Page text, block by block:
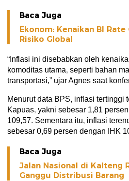
Baca Juga
Ekonom: Kenaikan BI
Risiko Global
“Inflasi ini disebabkan oleh
komoditas utama, seperti bahan
transportasi,” ujar Agnes saat
Menurut data BPS, inflasi tertinggi
Kapuas, yakni sebesar 1,81
109,57. Sementara itu, inflasi
sebesar 0,69 persen dengan IHK
Baca Juga
Jalan Nasional di Kalteng
Ganggu Distribusi Barang